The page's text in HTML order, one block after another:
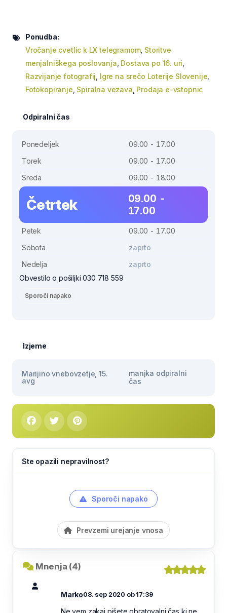
Ponudba:
Vročanje cvetlic k LX telegramom, Storitve
menjalniškega poslovanja Dostava po 16. uri
Razvijanje fotografij Igre na srečo Loterije Slovenije
Fotokopiranje Spiralna vezava Prodaja e-vstopnic
Odpiralni čas
Ponedeljek
09.00 - 17.00
Torek
09.00 - 17.00
Sreda
09.00 - 18.00
Četrtek
09.00 -
17.00
Petek
09.00 - 17.00
Sobota
zaprto
Nedelja
zaprto
Obvestilo o pošiljki 030 718 559
Sporoči napako
Izjeme
Marijino vnebovzetje, 15.
avg
manjka odpiralni
čas
Ste opazili nepravilnost?
Sporoči napako
Prevzemi urejanje vnosa
Mnenja (4)
Marko08. sep 2020 ob 17:39
Ne vem zakaj pišete obratovalni čas ki ne